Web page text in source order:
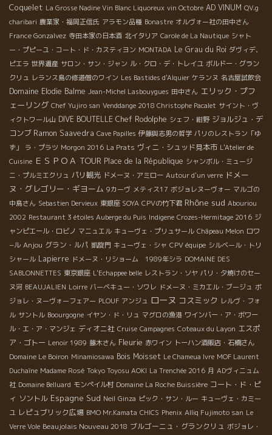
Coquelet La Grosse Nadine Vin Blanc Liquoreux vin Octobre AD VINUM QV.g
charibari 農業家・福岡正信氏 アラモン品種 Bonastre オルヴォー社の田中さん
France Gonzalvez 寺田本家の日本酒 北イタリア Carole de La Nautique シャト
ー・プピーユ・コート・ド・カスティヨン MONTADA Le Grau du Roi ダヴィデ、
ピエラ 世界遺産 サロン・サン・ジャン ル・クロ・デ・トレイユ ボルドー・グラン
クリュ レランス島の修道僧のワイン Les Bastides d'Alquier ケランヌ 名古屋試飲会
Domaine Elodie Balme Jean-Michel Lasbouygues 田中さん エリック・プフ
ェーリング Chef Yujiro san Venddange 2018 Christophe Pacalet サイント・ヴ
ィクトワール山 DIVE BOUTELLE Chef Rodolphe シェフ・紺野 ジョルジュ・デ
コンブ Ramon Saavedra Cave Papilles 伊藤與志男の哲学 パリのレストラン「ゆ
ず」
ラ・プラツ Morgon 2016 La Prats ヴィニ・シュッド見本市 L'Atelier de
Cuisine ＥＳＰＯＡ TOUR Place de la République シャンボル・ミュージ
ニ・プルミエクリュ パリ観光 ドメーヌ・アミロー Autour d'un verre ドメー
ヌ・グレゴリー・ギヨーム 9カーヴ メティス17 ボジョレヌーヴォー マルゴの
中島さん Sebastien Dervieux 東銀座 SOYA CPVの竹下君 Rhône sud Abouriou
2002 Restaurant 3 étoiles Auberge du Puis Indigene Crozes-Hermitage 2016 ジ
ャンピエール・ロビノ マニュエル キューヴェ・プリュサール Châpeau Melon ロワ
−ル Anjou グラン・ルパ 凱旋門 キューヴェ・シャ CPV équipe シルベール・トリ
シャール Lapierre ドメーヌ・リショーム 1989年シラ DOMAINE DES
SABLONNETTES 東京銀座 L'Echappee belle レストラン・ソヤ パリ・夕焼けのセー
ヌ河 BEAUJALIEN Loirre バーベキュー・ソワレ ドメーヌ・ミカエル・ブージュ ボ
ジョレ・ヌーヴォーフェアー PLOUF アンジュ ローヌ コスミック レルヴ・フォ
ル サントル Boourgogne イヤン・ド・リュ マグロの漁港 ワインバー・ア・ボワー
ル・エ・ア・マンジェ ディオニ社 Cruise Campagnes Coteaux du Layon エスポ
ア・ゴトー Lenoir 1989 藤木さん Fleurie 赤ワイン トーハン酒販店・石橋さん
Domaine Le Boiron Minamiosawa Bois Moisset Le Chameua Ivre MOF Laurent
Duchaîne Madame Rosé Tokyo Toyosu AOKI La Trenchée 2016 月 ADヴィニュム
社 Domaine Belluard モンペイル村 Domaine La Roche Buissière コート・ド・ピ
ィ ソントル Espagne Sud Neil Ginza ピック・サン・ルー キューヴェ・カミー
ユ レピュブリック広場 BMO Mr.Kamata CHICS Phenix Alliq Fujimoto san Le
Verre Vole Beaujolais Nouveau 2018 ブルゴーニュ・グランクリュ ボジョレ・